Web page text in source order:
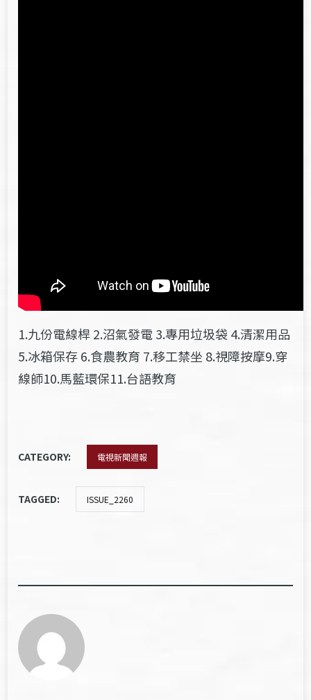
1.九份電線桿 2.沼氣發電 3.專用垃圾袋 4.清潔用品
5.冰箱保存 6.食農教育 7.移工禁坐 8.視障按摩9.穿
線師10.馬藍環保11.台語教育
CATEGORY: 電視新聞週報
TAGGED: ISSUE_2260